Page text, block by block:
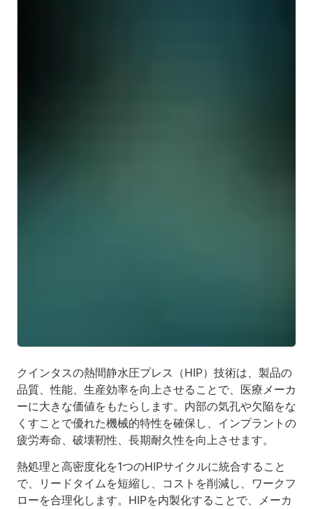
クインタスの熱間静水圧プレス（HIP）技術は、製品の
品質、性能、生産効率を向上させることで、医療メーカ
ーに大きな価値をもたらします。内部の気孔や欠陥をな
くすことで優れた機械的特性を確保し、インプラントの
疲労寿命、破壊靭性、長期耐久性を向上させます。
熱処理と高密度化を1つのHIPサイクルに統合すること
で、リードタイムを短縮し、コストを削減し、ワークフ
ローを合理化します。HIPを内製化することで、メーカ